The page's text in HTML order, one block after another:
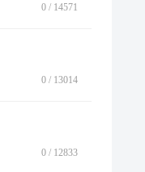
0 / 14571
0 / 13014
0 / 12833